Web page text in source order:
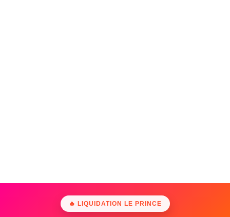
🔥 LIQUIDATION LE PRINCE